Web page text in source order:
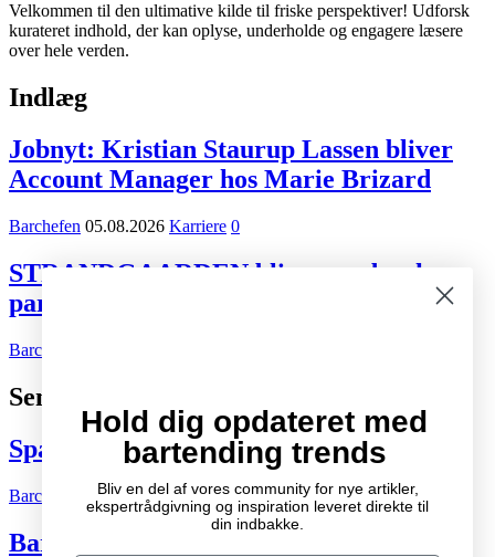
Velkommen til den ultimative kilde til friske perspektiver! Udforsk
kurateret indhold, der kan oplyse, underholde og engagere læsere
over hele verden.
Indlæg
Jobnyt: Kristian Staurup Lassen bliver
Account Manager hos Marie Brizard
Barchefen 05.08.2026 Karriere 0
STRANDGAARDEN bliver ny dansk
partner for Tiger Beer og Desperados
Barchefen
Seneste indlæg
Spændende cocktail- og drinksbøger
Barchefen 04.10.2007 Litteratur 2
Bartenderens grundbog – Den ultimative
Hold dig opdateret med
bartending trends
Bliv en del af vores community for nye artikler,
ekspertrådgivning og inspiration leveret direkte til
din indbakke.